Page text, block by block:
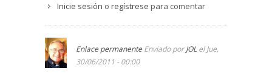
Inicie sesión o regístrese para comentar
Enlace permanente Enviado porJOL el Jue,
30/06/2011 - 00:00